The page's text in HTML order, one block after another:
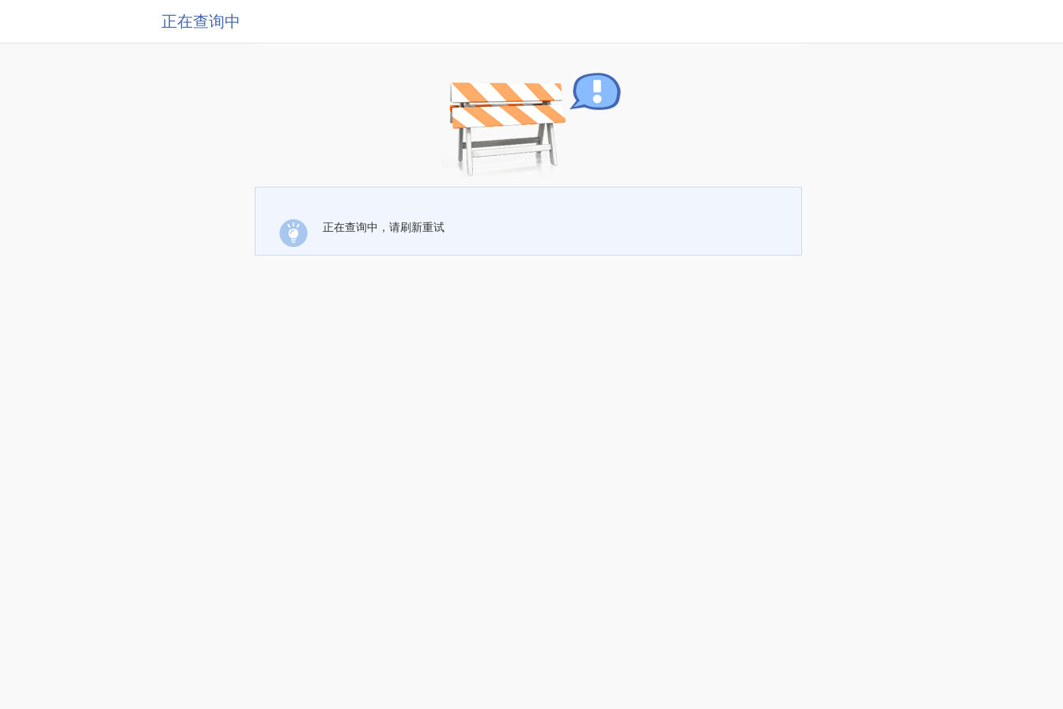
正在查询中
正在查询中，请刷新重试